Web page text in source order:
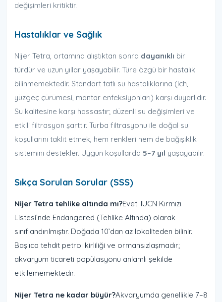
değişimleri kritiktir.
Hastalıklar ve Sağlık
Nijer Tetra, ortamına alıştıktan sonra dayanıklı bir
türdür ve uzun yıllar yaşayabilir. Türe özgü bir hastalık
bilinmemektedir. Standart tatlı su hastalıklarına (Ich,
yüzgeç çürümesi, mantar enfeksiyonları) karşı duyarlıdır.
Su kalitesine karşı hassastır; düzenli su değişimleri ve
etkili filtrasyon şarttır. Turba filtrasyonu ile doğal su
koşullarını taklit etmek, hem renkleri hem de bağışıklık
sistemini destekler. Uygun koşullarda 5–7 yıl yaşayabilir.
Sıkça Sorulan Sorular (SSS)
Nijer Tetra tehlike altında mı?Evet. IUCN Kırmızı
Listesi’nde Endangered (Tehlike Altında) olarak
sınıflandırılmıştır. Doğada 10’dan az lokaliteden bilinir.
Başlıca tehdit petrol kirliliği ve ormansızlaşmadır;
akvaryum ticareti popülasyonu anlamlı şekilde
etkilememektedir.
Nijer Tetra ne kadar büyür?Akvaryumda genellikle 7–8